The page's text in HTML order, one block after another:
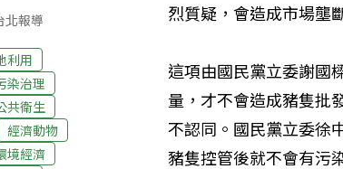
北報導
利用
染治理
共衛生
經濟動物
境經濟
烈質疑，會造成市場壟
這項由國民黨立委謝國
量，才不會造成豬隻批
不認同。國民黨立委徐
豬隻控管後就不會有污